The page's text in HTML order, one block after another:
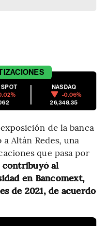
SPOT
NASDAQ
-0.06%
26,348.35
de la banca
Altán Redes, una
que pasa por
contribuyó al
en Bancomext,
de 2021, de acuerdo